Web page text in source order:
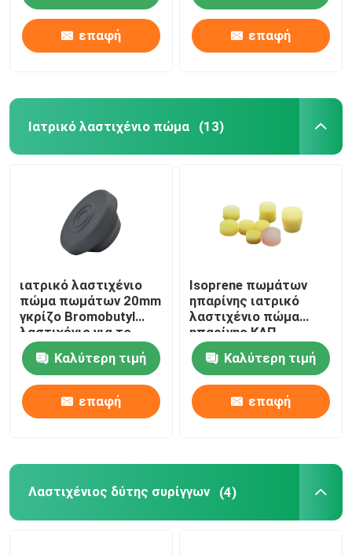
Αρχική Σελίδα
Προϊόντα
Σχετικά με εμάς
Γύρος εργοστασίων
επαφή
επαφή επαφή
Ιατρικό λαστιχένιο πώμα (13)
ιατρικό λαστιχένιο
πώμα πωμάτων 20mm
γκρίζο Bromobutyl
λαστιχένιο για το
φιαλίδιο εγχύσεων
Καλύτερη τιμή
επαφή
Isoprene πωμάτων
ηπαρίνης ιατρικό
λαστιχένιο πώμα
ηπαρίνης ΚΑΠ
Καλύτερη τιμή
επαφή
Λαστιχένιος δύτης συρίγγων (4)